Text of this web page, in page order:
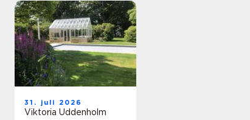
31. juli 2026
Viktoria Uddenholm